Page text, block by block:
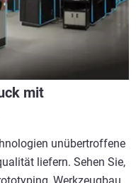
mit
unübertroffene
liefern. Sehen Sie,